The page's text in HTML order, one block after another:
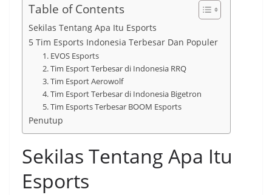
Table of Contents
Sekilas Tentang Apa Itu Esports
5 Tim Esports Indonesia Terbesar Dan Populer
1. EVOS Esports
2. Tim Esport Terbesar di Indonesia RRQ
3. Tim Esport Aerowolf
4. Tim Esport Terbesar di Indonesia Bigetron
5. Tim Esports Terbesar BOOM Esports
Penutup
Sekilas Tentang Apa Itu
Esports